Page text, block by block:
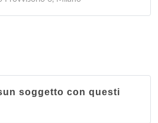
soggetto con questi